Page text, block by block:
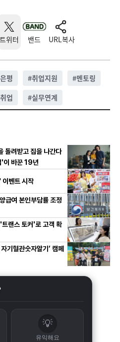
트위터 밴드 URL복사
평 #취업지원 #멘토링
업 #실무연계
돌려받고 집을 나간다
바꾼 19년
벤트 시작
급여 본인부담률 조정
랜스 토커'로 고객 확
기혈관숫자알기’ 캠페
💡
유익해요